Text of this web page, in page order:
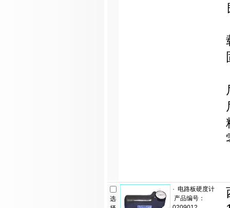
选
· 电路板硬度计
产品编号：